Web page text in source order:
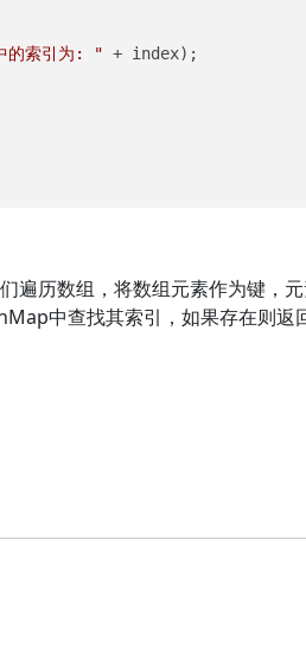
的索引为: " + index);
遍历数组，将数组元素作为键，
中查找其索引，如果存在则返